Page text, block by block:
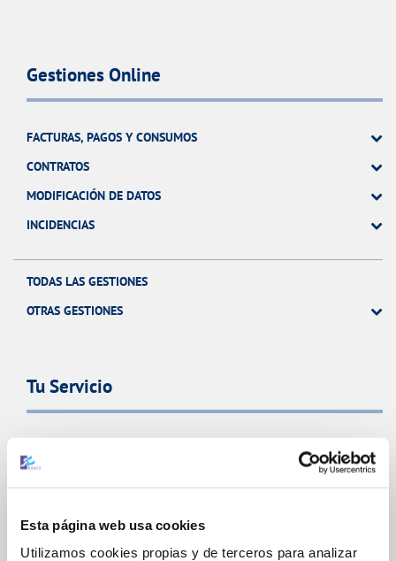
Esta página web usa cookies
Utilizamos cookies propias y de terceros para analizar
Gestiones Online
FACTURAS, PAGOS Y CONSUMOS
CONTRATOS
MODIFICACIÓN DE DATOS
INCIDENCIAS
TODAS LAS GESTIONES
OTRAS GESTIONES
Tu Servicio